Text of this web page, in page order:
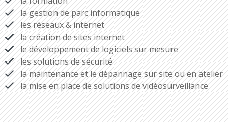
la gestion de parc informatique
les réseaux & internet
la création de sites internet
le développement de logiciels sur mesure
les solutions de sécurité
la maintenance et le dépannage sur site ou en atelier
la mise en place de solutions de vidéosurveillance